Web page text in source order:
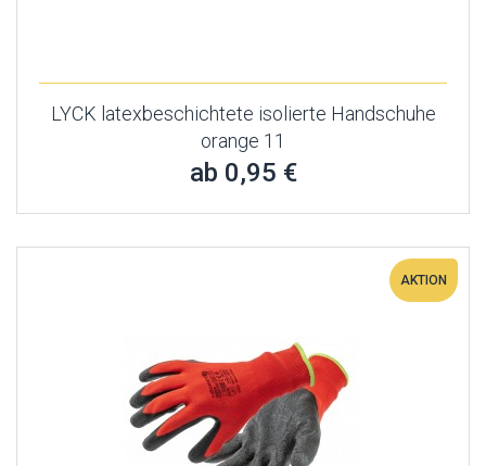
LYCK latexbeschichtete isolierte Handschuhe
orange 11
ab 0,95 €
AKTION